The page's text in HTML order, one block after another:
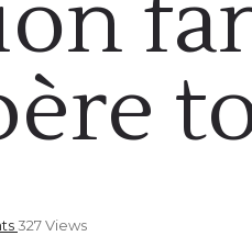
327 Views